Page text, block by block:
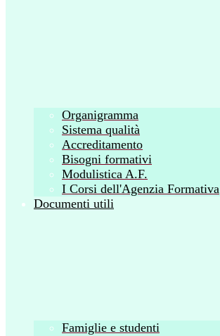
Organigramma
Sistema qualità
Accreditamento
Bisogni formativi
Modulistica A.F.
I Corsi dell'Agenzia Formativa
Documenti utili
Famiglie e studenti